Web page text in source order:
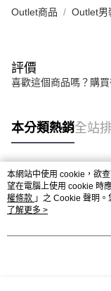
Outlet商品 Outlet男
評價
喜歡這個商品嗎？購
本分類熱銷全站
熱門標籤
本網站中使用 cookie，欲
望在電腦上使用 cookie 時
權條款 」之 Cookie 聲明
用條款之 Cookie 聲明使用
了解更多 >